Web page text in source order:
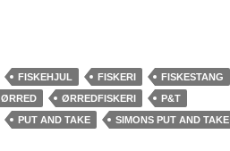
FISKEHJUL FISKERI
FISKESTANG
ØRRED ØRREDFISKERI
P&T
PUT AND TAKE SIMONS PUT AND TAKE